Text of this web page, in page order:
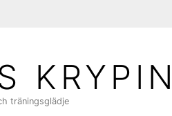
KRYPIN
träningsglädje